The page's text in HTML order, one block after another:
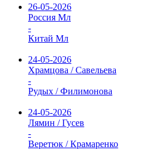
26-05-2026
Россия Мл
-
Китай Мл
24-05-2026
Храмцова / Савельева
-
Рудых / Филимонова
24-05-2026
Лямин / Гусев
-
Веретюк / Крамаренко